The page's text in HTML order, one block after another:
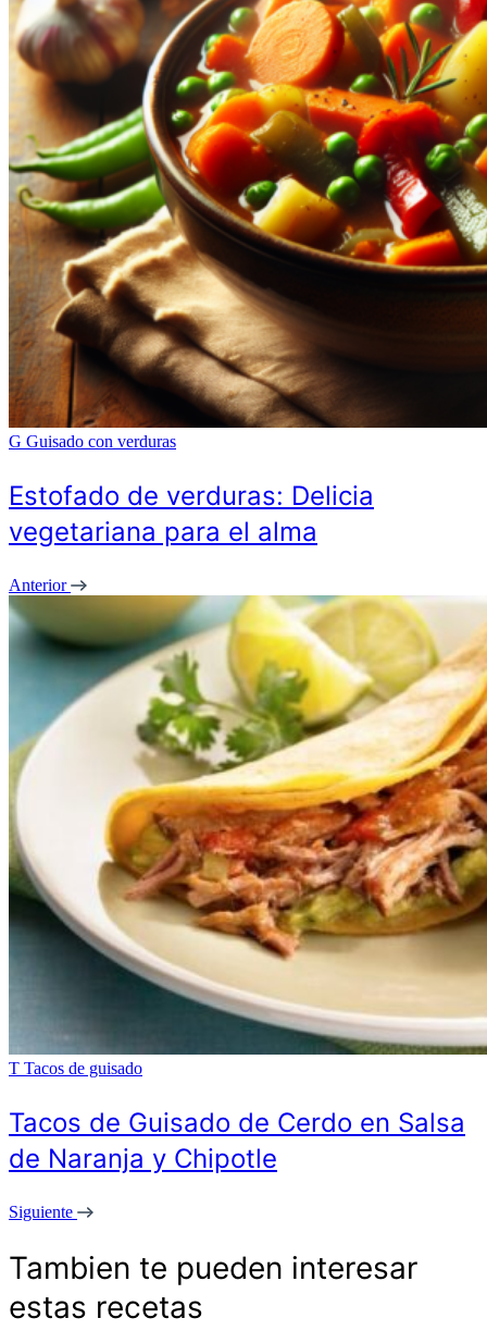
G Guisado con verduras
Estofado de verduras: Delicia
vegetariana para el alma
Anterior
T Tacos de guisado
Tacos de Guisado de Cerdo en Salsa
de Naranja y Chipotle
Siguiente
Tambien te pueden interesar
estas recetas